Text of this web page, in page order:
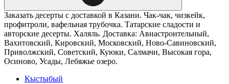
Заказать десерты с доставкой в Казани. Чак-чак, чизкейк,
профитроли, вафельная трубочка. Татарские сладости и
авторские десерты. Халяль. Доставка: Авиастроительный,
Вахитовский, Кировский, Московский, Ново-Савиновский,
Приволжский, Советский, Куюки, Салмачи, Высокая гора,
Осиново, Усады, Лебяжье озеро.
Кыстыбый